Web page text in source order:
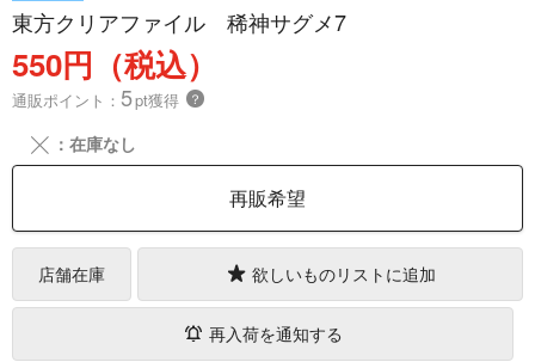
東方クリアファイル 稀神サグメ7
550円（税込）
通販ポイント： 5pt獲得 ？
╳ ：在庫なし
再販希望
店舗在庫 欲しいものリストに追加
再入荷を通知する